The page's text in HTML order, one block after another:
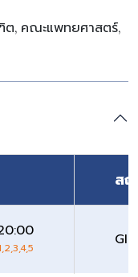
, คณะแพทยศาสตร์,
สถ
GI